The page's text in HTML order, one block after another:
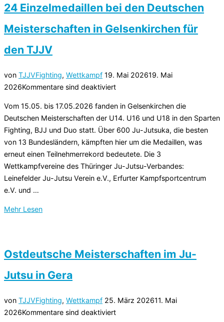
2026
Pepinster
(Belgien)
–
starke
Leistungen
Thüringer
Ju-
Jutsuka“
24 Einzelmedaillen bei den Deutschen
Meisterschaften in Gelsenkirchen für
den TJJV
von TJJVFighting, WettkampfVeröffentlicht
am
19. Mai 202619. Mai
2026Kommentare sind deaktiviert
Vom 15.05. bis 17.05.2026 fanden in Gelsenkirchen die
Deutschen Meisterschaften der U14. U16 und U18 in den Sparten
Fighting, BJJ und Duo statt. Über 600 Ju-Jutsuka, die besten
von 13 Bundesländern, kämpften hier um die Medaillen, was
erneut einen Teilnehmerrekord bedeutete. Die 3
Wettkampfvereine des Thüringer Ju-Jutsu-Verbandes:
Leinefelder Ju-Jutsu Verein e.V., Erfurter Kampfsportcentrum
e.V. und …
Mehr über
den
Deutschen
Meisterschaften
Gelsenkirchen
für
Lesen
Ostdeutsche Meisterschaften im Ju-
Jutsu in Gera
von TJJVFighting, WettkampfVeröffentlicht
am
25. März 202611. Mai
2026Kommentare sind deaktiviert